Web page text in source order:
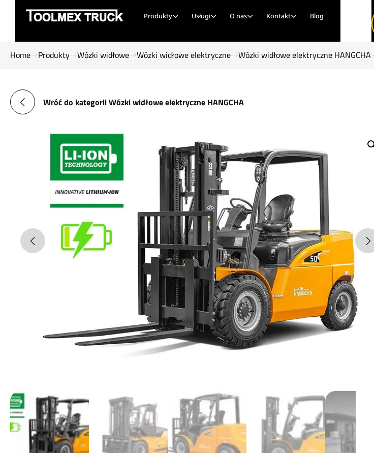
Produkty Usługi O nas Kontakt Blog
Home Produkty Wózki widłowe Wózki widłowe elektryczne Wózki widłowe elektryczne HANGCHA
Wróć do kategorii Wózki widłowe elektryczne HANGCHA